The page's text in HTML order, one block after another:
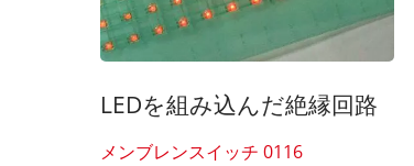
LEDを組み込んだ絶縁回路
メンブレンスイッチ 0116